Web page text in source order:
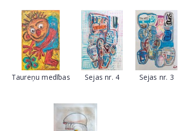
Taureņu medības Sejas nr. 4 Sejas nr. 3